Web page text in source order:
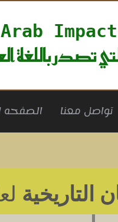
Arab
تصدر باللغة
الصفحه تواصل معنا
التاریخیة